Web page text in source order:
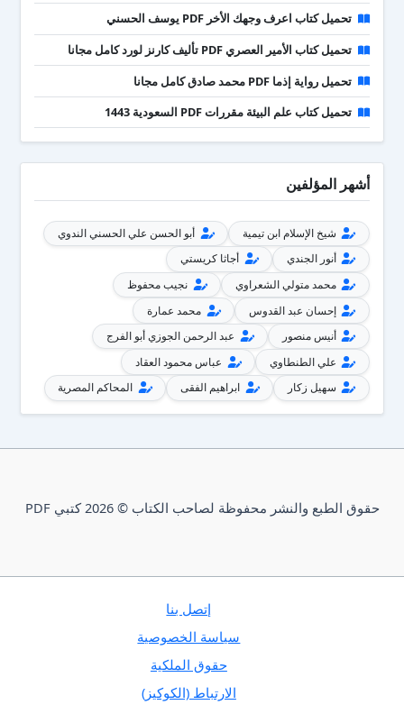
تحميل كتاب اعرف وجهك الأخر PDF يوسف الحسني
تحميل كتاب الأمير العصري PDF تأليف كارنز لورد كامل مجانا
تحميل رواية إذما PDF محمد صادق كامل مجانا
تحميل كتاب علم البيئة مقررات PDF السعودية 1443
أشهر المؤلفين
شيخ الإسلام ابن تيمية
أبو الحسن علي الحسني الندوي
أنور الجندي
أجاثا كريستي
محمد متولي الشعراوي
نجيب محفوظ
إحسان عبد القدوس
محمد عمارة
أنيس منصور
عبد الرحمن الجوزي أبو الفرج
علي الطنطاوي
عباس محمود العقاد
سهيل زكار
ابراهيم الفقى المحاكم المصرية
حقوق الطبع والنشر محفوظة لصاحب الكتاب © 2026 كتبي PDF
إتصل بنا
سياسة الخصوصية
حقوق الملكية
الارتباط (الكوكيز)